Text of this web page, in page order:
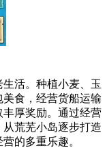
活。种植小麦、玉
食，经营货船运输
厚奖励。通过经营
荒芜小岛逐步打造
的多重乐趣。